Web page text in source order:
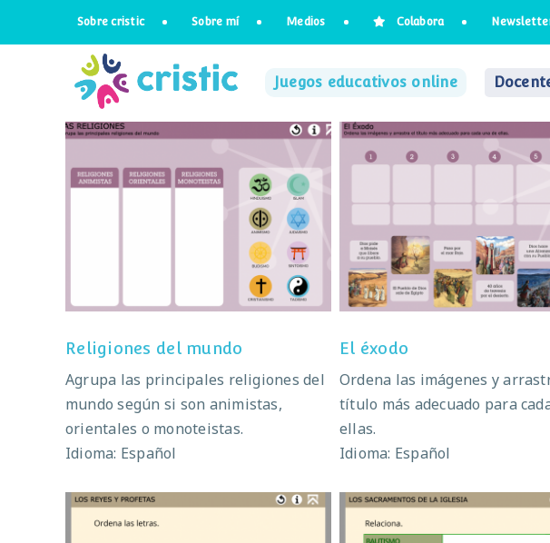
Sobre cristic Sobre mí Medios Colabora
Juegos educativos online
Religiones del mundo
Religiones del mundo
Agrupa las principales religiones del
mundo según si son animistas,
orientales o monoteistas.
Idioma: Español
El éxodo
El éxodo
Ordena las imágenes y
título más adecuado para
ellas.
Idioma: Español